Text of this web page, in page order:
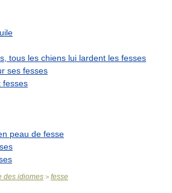
tous les chiens lui lardent les fesses
ses fesses
fesses
peau de fesse
des idiomes > fesse